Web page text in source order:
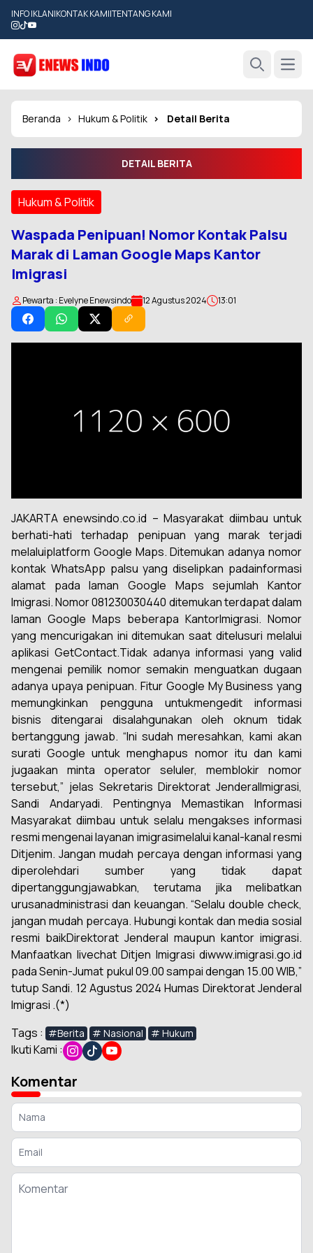
INFO IKLAN|KONTAK KAMI|TENTANG KAMI
Beranda Hukum & Politik Detail Berita
DETAIL BERITA
Hukum & Politik
Waspada Penipuan! Nomor Kontak Palsu
Marak di Laman Google Maps Kantor
Imigrasi
Pewarta : Evelyne Enewsindo 12 Agustus 2024 13:01
JAKARTA enewsindo.co.id – Masyarakat diimbau untuk
berhati-hati terhadap penipuan yang marak terjadi
melaluiplatform Google Maps. Ditemukan adanya nomor
kontak WhatsApp palsu yang diselipkan padainformasi
alamat pada laman Google Maps sejumlah Kantor
Imigrasi. Nomor 081230030440 ditemukan terdapat dalam
laman Google Maps beberapa KantorImigrasi. Nomor
yang mencurigakan ini ditemukan saat ditelusuri melalui
aplikasi GetContact.Tidak adanya informasi yang valid
mengenai pemilik nomor semakin menguatkan dugaan
adanya upaya penipuan. Fitur Google My Business yang
memungkinkan pengguna untukmengedit informasi
bisnis ditengarai disalahgunakan oleh oknum tidak
bertanggung jawab. “Ini sudah meresahkan, kami akan
surati Google untuk menghapus nomor itu dan kami
jugaakan minta operator seluler, memblokir nomor
tersebut,” jelas Sekretaris Direktorat JenderalImigrasi,
Sandi Andaryadi. Pentingnya Memastikan Informasi
Masyarakat diimbau untuk selalu mengakses informasi
resmi mengenai layanan imigrasimelalui kanal-kanal resmi
Ditjenim. Jangan mudah percaya dengan informasi yang
diperolehdari sumber yang tidak dapat
dipertanggungjawabkan, terutama jika melibatkan
urusanadministrasi dan keuangan. “Selalu double check,
jangan mudah percaya. Hubungi kontak dan media sosial
resmi baikDirektorat Jenderal maupun kantor imigrasi.
Manfaatkan livechat Ditjen Imigrasi diwww.imigrasi.go.id
pada Senin-Jumat pukul 09.00 sampai dengan 15.00 WIB,”
tutup Sandi. 12 Agustus 2024 Humas Direktorat Jenderal
Imigrasi .(*)
Tags : #Berita # Nasional # Hukum
Ikuti Kami :
Komentar